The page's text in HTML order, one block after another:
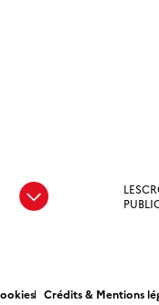
Crédits & Mentions